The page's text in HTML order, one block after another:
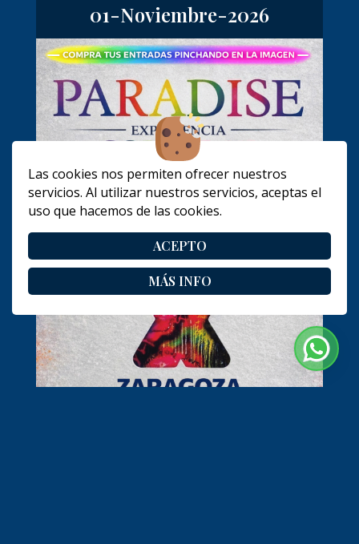
Las cookies nos permiten ofrecer nuestros
servicios. Al utilizar nuestros servicios, aceptas el
uso que hacemos de las cookies.
ACEPTO
MÁS INFO
01-Noviembre-2026